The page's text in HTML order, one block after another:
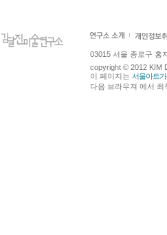
03015 서울 종로구 홍
copyright © 2012 KIM
이 페이지는 서울아트
다음 브라우져 에서